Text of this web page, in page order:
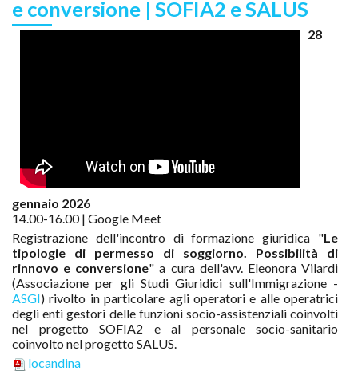
e conversione | SOFIA2 e SALUS
28
gennaio 2026
14.00-16.00 | Google Meet
Registrazione dell'incontro di formazione giuridica "Le
tipologie di permesso di soggiorno. Possibilità di
rinnovo e conversione" a cura dell'avv. Eleonora Vilardi
(Associazione per gli Studi Giuridici sull'Immigrazione -
ASGI)rivolto in particolare agli operatori e alle operatrici
degli enti gestori delle funzioni socio-assistenziali coinvolti
nel progetto SOFIA2 e al personale socio-sanitario
coinvolto nel progetto SALUS.
locandina